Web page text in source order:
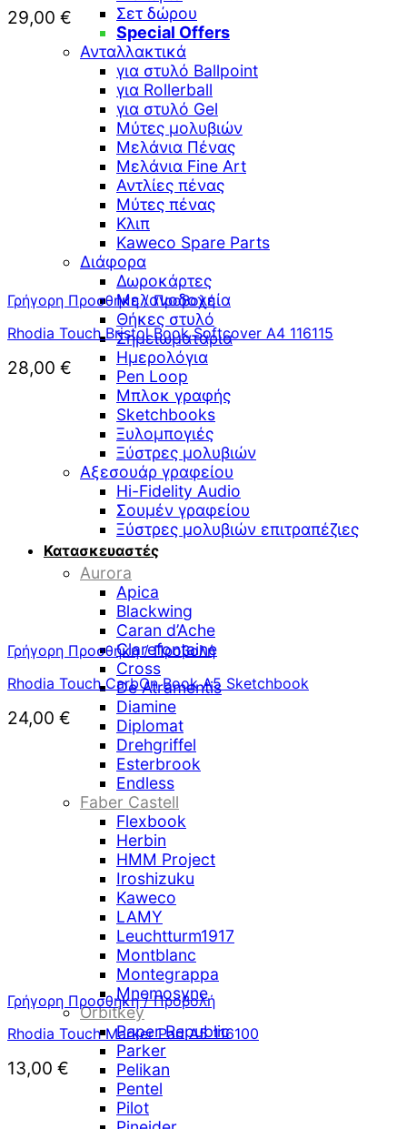
Σετ δώρου
Special Offers
Ανταλλακτικά
για στυλό Ballpoint
για Rollerball
για στυλό Gel
Μύτες μολυβιών
Μελάνια Πένας
Μελάνια Fine Art
Αντλίες πένας
Μύτες πένας
Κλιπ
Kaweco Spare Parts
Διάφορα
Δωροκάρτες
Μελανοδοχεία
Θήκες στυλό
Σημειωματάρια
Ημερολόγια
Pen Loop
Μπλοκ γραφής
Sketchbooks
Ξυλομπογιές
Ξύστρες μολυβιών
Αξεσουάρ γραφείου
Hi-Fidelity Audio
Σουμέν γραφείου
Ξύστρες μολυβιών επιτραπέζιες
Κατασκευαστές
Aurora
Apica
Blackwing
Caran d’Ache
Clarefontaine
Cross
De Atramentis
Diamine
Diplomat
Drehgriffel
Esterbrook
Endless
Faber Castell
Flexbook
Herbin
HMM Project
Iroshizuku
Kaweco
LAMY
Leuchtturm1917
Montblanc
Montegrappa
Mnemosyne
Orbitkey
Paper Republic
Parker
Pelikan
Pentel
Pilot
29,00 €
Γρήγορη Προσθήκη / Προβολή
Rhodia Touch Bristol Book Softcover A4 116115
28,00 €
Γρήγορη Προσθήκη / Προβολή
Rhodia Touch CarbOn Book A5 Sketchbook
24,00 €
Γρήγορη Προσθήκη / Προβολή
Rhodia Touch Marker Pad A5 116100
13,00 €